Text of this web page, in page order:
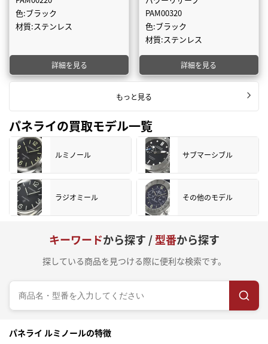
色:ブラック
材質:ステンレス
詳細を見る
PAM00320
色:ブラック
材質:ステンレス
詳細を見る
もっと見る
パネライの買取モデル一覧
ルミノール サブマーシブル
ラジオミール その他のモデル
キーワードから探す /型番から探す
探している商品を見つける際に便利な検索です。
パネライ ルミノールの特徴